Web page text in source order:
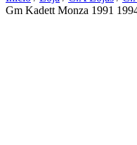
Gm Kadett Monza 1991